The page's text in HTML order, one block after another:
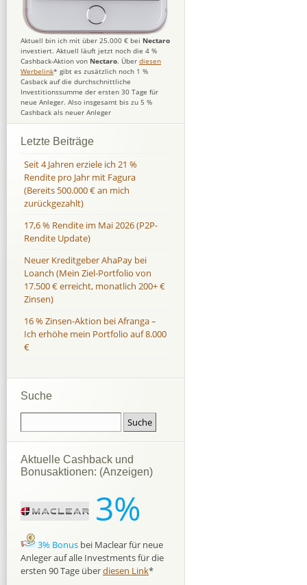
Aktuell bin ich mit über 25.000 € bei Nectaro
investiert. Aktuell läuft jetzt noch die 4 %
Cashback-Aktion von Nectaro. Über diesen
Werbelink* gibt es zusätzlich noch 1 %
Casback auf die durchschnittliche
Investitionssumme der ersten 30 Tage für
neue Anleger. Also insgesamt bis zu 5 %
Cashback als neuer Anleger
Letzte Beiträge
Seit 4 Jahren erziele ich 21 %
Rendite pro Jahr mit Fagura
(Bereits 500.000 € an mich
zurückgezahlt)
17,6 % Rendite im Mai 2026 (P2P-
Rendite Update)
Neuer Kreditgeber AhaPay bei
Loanch (Mein Ziel-Portfolio von
17.500 € erreicht, monatlich 200+ €
Zinsen)
16 % Zinsen-Aktion bei Afranga –
Ich erhöhe mein Portfolio auf 8.000
€
Suche
Aktuelle Cashback und
Bonusaktionen: (Anzeigen)
3%
3% Bonus bei Maclear für neue
Anleger auf alle Investments für die
ersten 90 Tage überdiesen Link*